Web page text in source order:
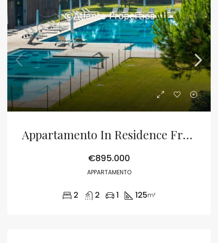
Appartamento In Residence Fronte Mare
€895.000
APPARTAMENTO
2 2 1 125m²